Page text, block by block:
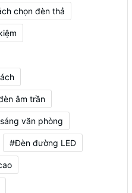
chọn đèn thả
âm trần
văn phòng
#Đèn đường LED